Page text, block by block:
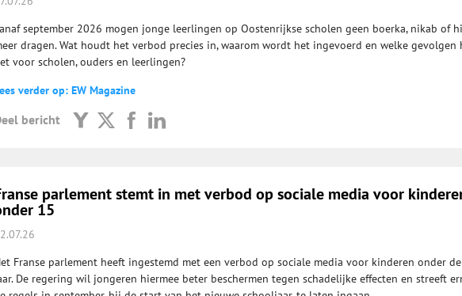
september 2026 mogen jonge leerlingen op Oostenrijkse scholen geen boerka, nikab of
dragen. Wat houdt het verbod precies in, waarom wordt het ingevoerd en welke gevolgen
voor scholen, ouders en leerlingen?
verder op: EW Magazine
bericht
parlement stemt in met verbod op sociale media voor
15
Franse parlement heeft ingestemd met een verbod op sociale media voor kinderen onder
De regering wil jongeren hiermee beter beschermen tegen schadelijke effecten en streeft